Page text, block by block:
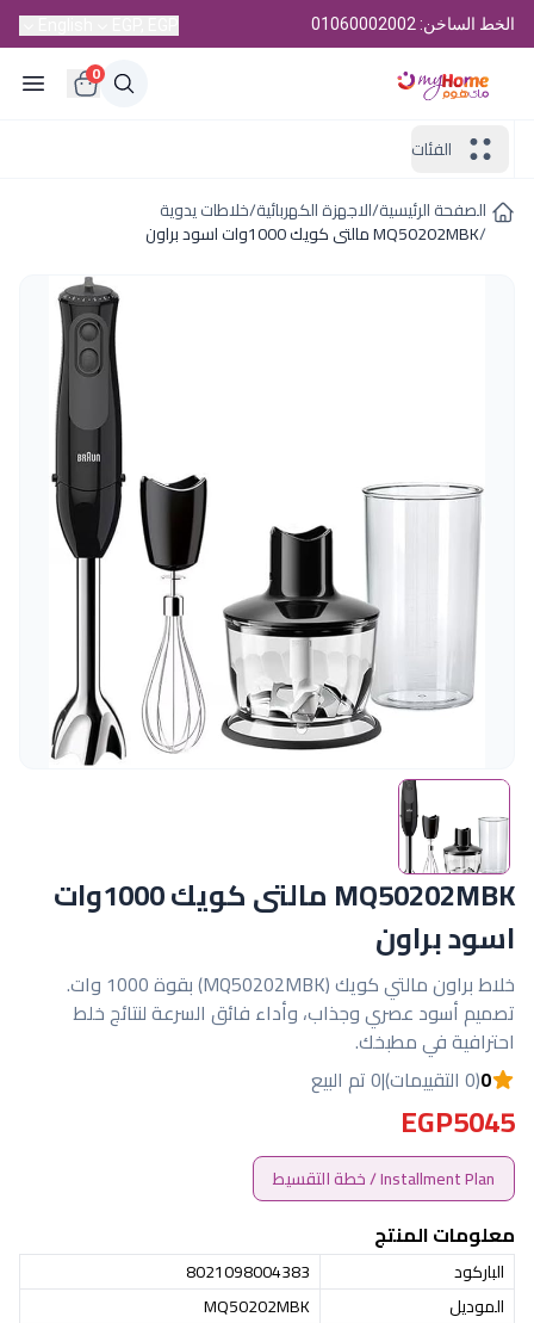
الخط الساخن: 01060002002
0
الفئات
الصفحة الرئيسية/الاجهزة الكهربائية/خلاطات يدوية
/MQ50202MBK مالتى كويك 1000وات اسود براون
MQ50202MBK مالتى كويك 1000وات
اسود براون
خلاط براون مالتي كويك (MQ50202MBK) بقوة 1000 وات.
تصميم أسود عصري وجذاب، وأداء فائق السرعة لنتائج خلط
احترافية في مطبخك.
0(0 التقييمات) |0 تم البيع
EGP5045
Installment Plan / خطة التقسيط
معلومات المنتج
الباركود
8021098004383
الموديل
MQ50202MBK